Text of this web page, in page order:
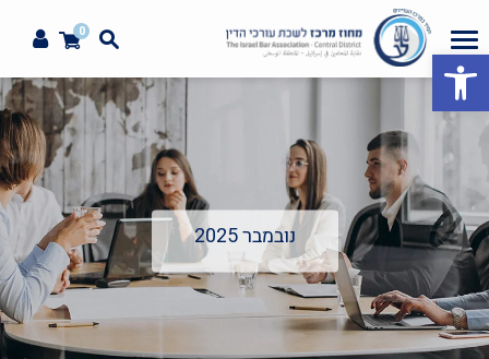
פתח סרגל נגישות
0
נובמבר 2025